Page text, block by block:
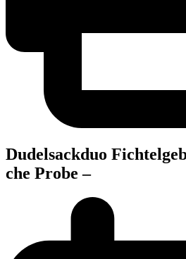
Dudel­sack­duo
che Probe –